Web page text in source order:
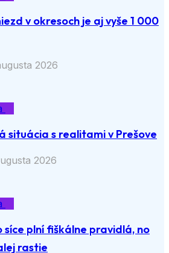
v okresoch je aj vyše 1 000
2026
situácia s realitami v Prešove
2026
síce plní fiškálne pravidlá, no
rastie